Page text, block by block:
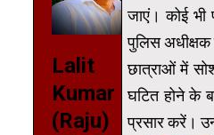
Lalit
Kumar
(Raju)
जाएं। कोई भी
पुलिस अधीक्षक
छात्राओं में
घटित होने के
प्रसार करें।